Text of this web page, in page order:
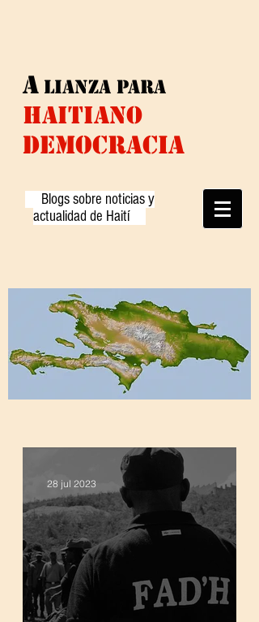
A lianza para
HAITIANO
DEMOCRACIA
Blogs sobre noticias y
actualidad de Haití
28 jul 2023